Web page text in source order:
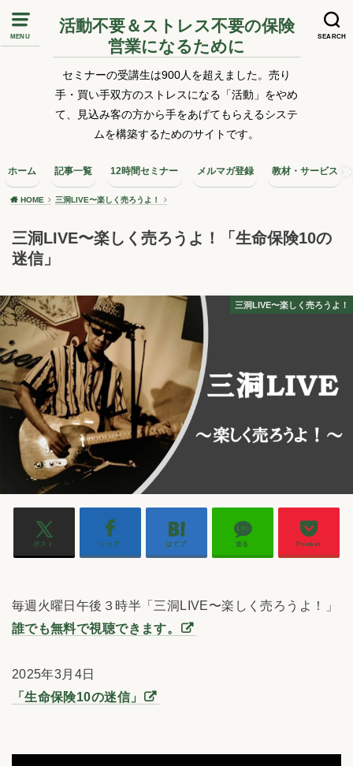
MENU SEARCH
活動不要＆ストレス不要の保険
営業になるために
セミナーの受講生は900人を超えました。売り
手・買い手双方のストレスになる「活動」をやめ
て、見込み客の方から手をあげてもらえるシステ
ムを構築するためのサイトです。
ホーム 記事一覧 12時間セミナー メルマガ登録 教材・サービス
HOME 三洞LIVE〜楽しく売ろうよ！
三洞LIVE〜楽しく売ろうよ！「生命保険10の
迷信」
三洞LIVE〜楽しく売ろうよ！
ポスト シェア はてブ 送る Pocket
毎週火曜日午後３時半「三洞LIVE〜楽しく売ろうよ！」
誰でも無料で視聴できます。
2025年3月4日
「生命保険10の迷信」